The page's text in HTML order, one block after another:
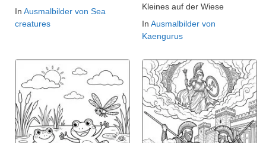
In Ausmalbilder von Sea
creatures
Kleines auf der Wiese
In Ausmalbilder von
Kaengurus